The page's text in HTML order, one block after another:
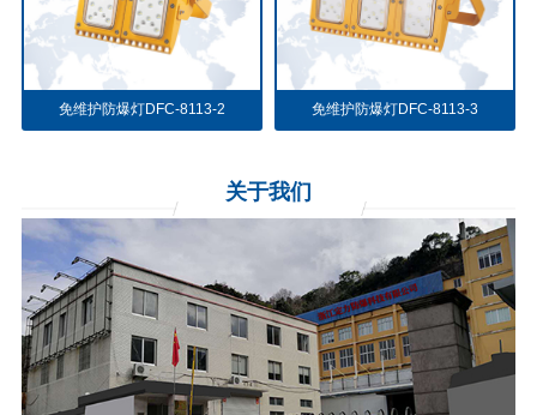
免维护防爆灯DFC-8113-2 免维护防爆灯DFC-8113-3
关于我们